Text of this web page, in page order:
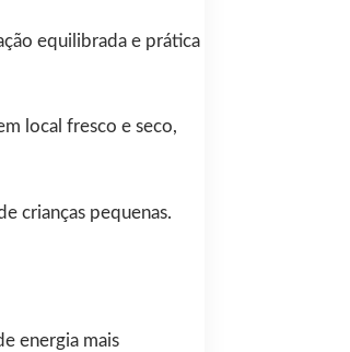
equilibrada e prática
local fresco e seco,
crianças pequenas.
energia mais